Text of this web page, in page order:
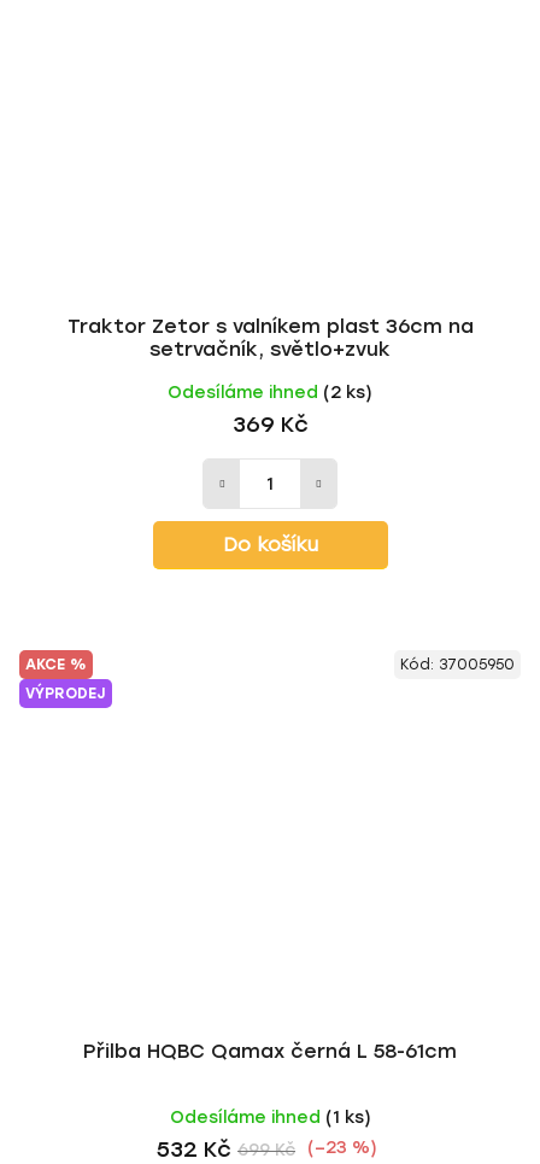
Traktor Zetor s valníkem plast 36cm na
setrvačník, světlo+zvuk
Odesíláme ihned (2 ks)
369 Kč
Do košíku
AKCE %
VÝPRODEJ
Přilba HQBC Qamax černá L 58-61cm
Odesíláme ihned (1 ks)
532 Kč 699 Kč (–23 %)
Kód: 37005950